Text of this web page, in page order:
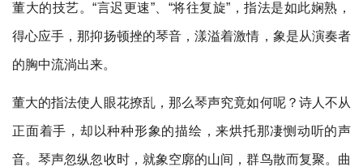
董大的技艺。“言迟更速”、“将往复旋”，指法是如此娴熟，
得心应手，那抑扬顿挫的琴音，漾溢着激情，象是从演奏者
的胸中流淌出来。
董大的指法使人眼花撩乱，那么琴声究竟如何呢？诗人不从
正面着手，却以种种形象的描绘，来烘托那凄恻动听的声
音。琴声忽纵忽收时，就象空廓的山间，群鸟散而复聚。曲